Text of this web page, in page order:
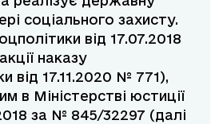
соціального захисту.
від 17.07.2018
наказу
від 17.11.2020 № 771),
в Міністерстві юстиції
за № 845/32297 (далі